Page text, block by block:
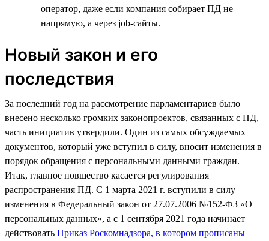
оператор, даже если компания собирает ПД не
напрямую, а через job-сайты.
Новый закон и его
последствия
За последний год на рассмотрение парламентариев было
внесено несколько громких законопроектов, связанных с ПД,
часть инициатив утвердили. Один из самых обсуждаемых
документов, который уже вступил в силу, вносит изменения в
порядок обращения с персональными данными граждан.
Итак, главное новшество касается регулирования
распространения ПД. С 1 марта 2021 г. вступили в силу
изменения в Федеральный закон от 27.07.2006 №152-ФЗ «О
персональных данных», а с 1 сентября 2021 года начинает
действовать Приказ Роскомнадзора, в котором прописаны